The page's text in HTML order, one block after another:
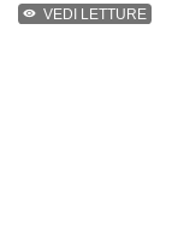
VEDI LETTURE